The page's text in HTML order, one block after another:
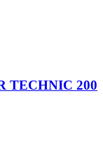
TECHNIC 200